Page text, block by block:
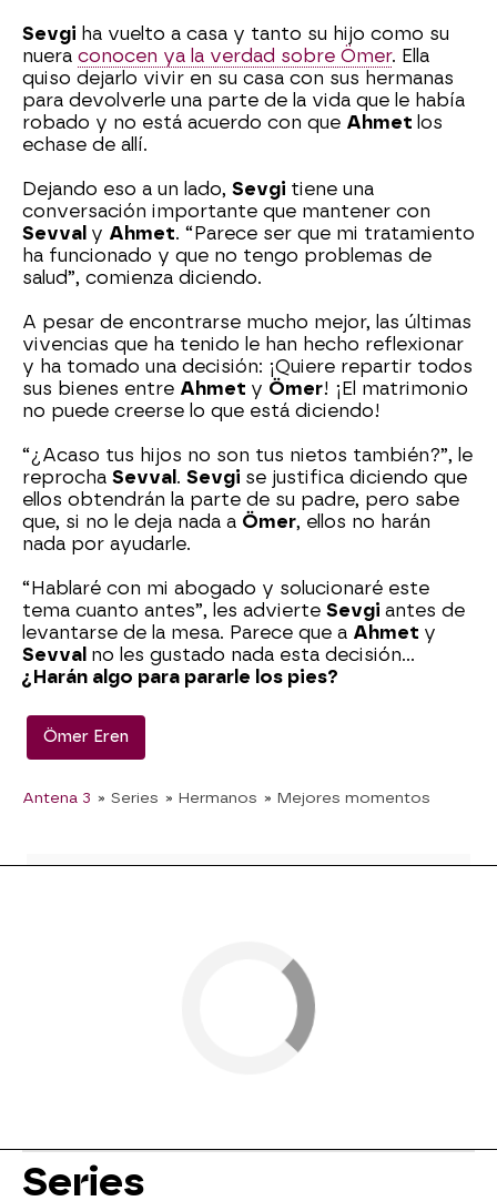
Sevgi ha vuelto a casa y tanto su hijo como su
nuera conocen ya la verdad sobre Ömer. Ella
quiso dejarlo vivir en su casa con sus hermanas
para devolverle una parte de la vida que le había
robado y no está acuerdo con que Ahmet los
echase de allí.
Dejando eso a un lado, Sevgi tiene una
conversación importante que mantener con
Sevval y Ahmet. “Parece ser que mi tratamiento
ha funcionado y que no tengo problemas de
salud”, comienza diciendo.
A pesar de encontrarse mucho mejor, las últimas
vivencias que ha tenido le han hecho reflexionar
y ha tomado una decisión: ¡Quiere repartir todos
sus bienes entre Ahmet y Ömer! ¡El matrimonio
no puede creerse lo que está diciendo!
“¿Acaso tus hijos no son tus nietos también?”, le
reprocha Sevval . Sevgi se justifica diciendo que
ellos obtendrán la parte de su padre, pero sabe
que, si no le deja nada a Ömer, ellos no harán
nada por ayudarle.
“Hablaré con mi abogado y solucionaré este
tema cuanto antes”, les advierte Sevgi antes de
levantarse de la mesa. Parece que a Ahmet y
Sevval no les gustado nada esta decisión…
¿Harán algo para pararle los pies?
Ömer Eren
Antena 3 » Series » Hermanos » Mejores momentos
Series